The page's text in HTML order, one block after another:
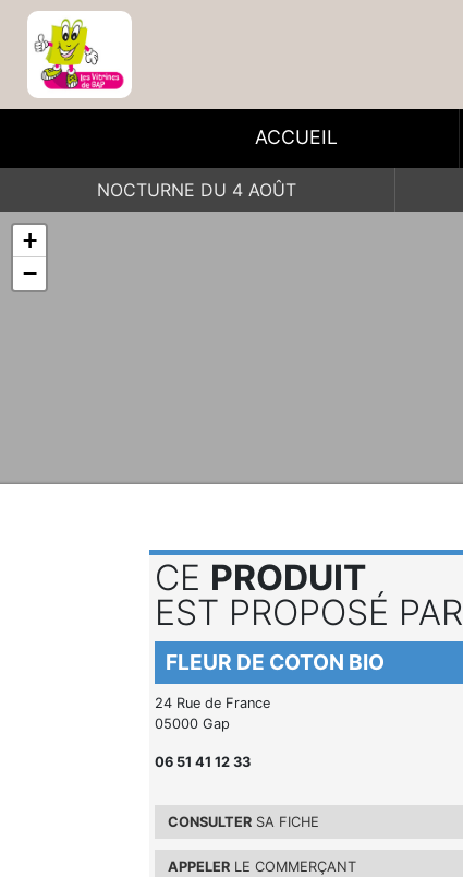
ACCUEIL
NOCTURNE DU 4 AOÛT
+
−
CE PRODUIT
EST PROPOSÉ PAR
FLEUR DE COTON BIO
24 Rue de France
05000 Gap
06 51 41 12 33
CONSULTER SA FICHE
APPELER LE COMMERÇANT